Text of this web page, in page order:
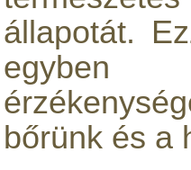
állapotát.
bőrünk és a